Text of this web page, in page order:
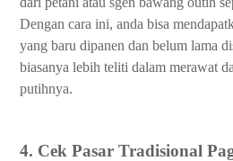
Dengan cara ini, anda bisa
yang baru dipanen dan belum lama
biasanya lebih teliti dalam merawat
putihnya.
4. Cek Pasar Tradisional